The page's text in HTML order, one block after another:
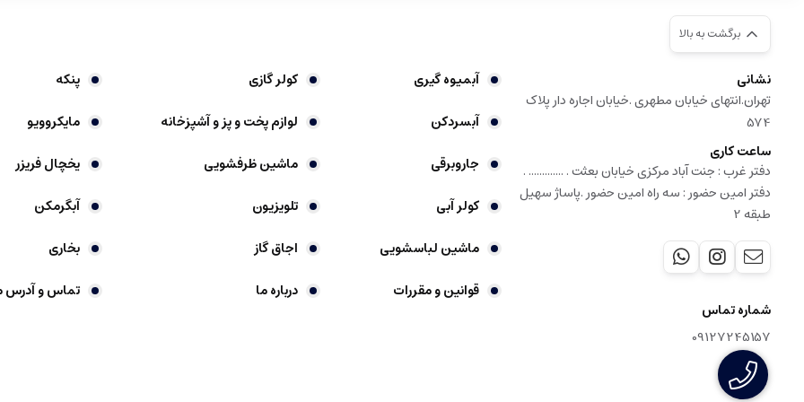
برگشت به بالا
نشانی
تهران.انتهای خیابان مطهری .خیابان اجاره دار پلاک
574
ساعت کاری
دفتر غرب : جنت آباد مرکزی خیابان بعثت . ............. .
دفتر امین حضور : سه راه امین حضور .پاساژ سهیل
طبقه 2
شماره تماس
09127245157
آبمیوه گیری کولر گازی
پنکه
آبسردکن
لوازم پخت و پز و آشپزخانه
مایکروویو
جاروبرقی
ماشین ظرفشویی
یخچال فریزر
کولر آبی
تلویزیون
آبگرمکن
ماشین لباسشویی
اجاق گاز
بخاری
قوانین و مقررات
درباره ما تماس و آدرس